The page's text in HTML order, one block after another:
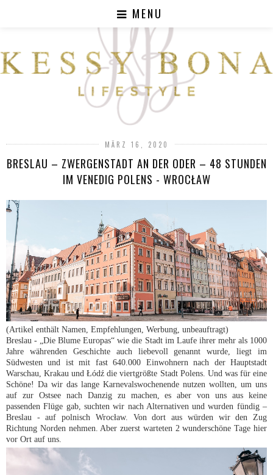
MENU
MÄRZ 16, 2020
BRESLAU – ZWERGENSTADT AN DER ODER – 48 STUNDEN
IM VENEDIG POLENS - WROCŁAW
(Artikel enthält Namen, Empfehlungen, Werbung, unbeauftragt)
Breslau - „Die Blume Europas“ wie die Stadt im Laufe ihrer mehr als 1000
Jahre währenden Geschichte auch liebevoll genannt wurde, liegt im
Südwesten und ist mit fast 640.000 Einwohnern nach der Hauptstadt
Warschau , Krakau und Łódź die viertgrößte Stadt Polens. Und was für eine
Schöne! Da wir das lange Karnevalswochenende nutzen wollten, um uns
auf zur Ostsee nach Danzig zu machen, es aber von uns aus keine
passenden Flüge gab, suchten wir nach Alternativen und wurden fündig –
Breslau - auf polnisch Wrocław. Von dort aus würden wir den Zug
Richtung Norden nehmen. Aber zuerst warteten 2 wunderschöne Tage hier
vor Ort auf uns.